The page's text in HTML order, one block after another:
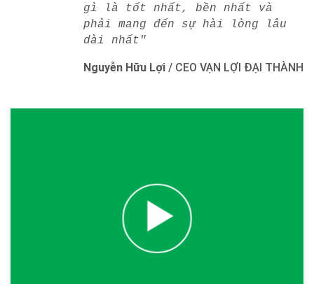
gì là tốt nhất, bền nhất và
phải mang đến sự hài lòng lâu
dài nhất"
Nguyễn Hữu Lợi / CEO VẠN LỢI ĐẠI THÀNH